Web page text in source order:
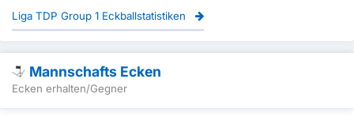
Liga TDP Group 1 Eckballstatistiken
Mannschafts Ecken
Ecken erhalten/Gegner